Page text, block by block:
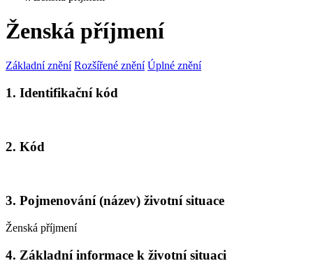
Ženská příjmení
Základní znění Rozšířené znění Úplné znění
1. Identifikační kód
2. Kód
3. Pojmenování (název) životní situace
Ženská příjmení
4. Základní informace k životní situaci